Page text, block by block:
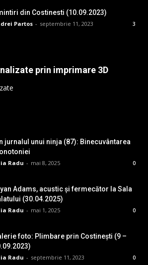
din Costinesti (10.09.2023)
Partos - septembrie 11, 2023 3
prin imprimare 3D
jurnalul unui ninja (87): Binecuvântarea
Radu - mai 8, 2025 0
Adams, acustic și fermecător la Sala
(30.04.2025)
Radu - mai 1, 2025 0
foto: Plimbare prin Costinești (9 –
Radu - septembrie 11, 2023 0